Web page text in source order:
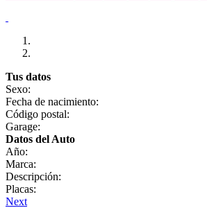
Tus datos
Sexo:
Fecha de nacimiento:
Código postal:
Garage:
Datos del Auto
Año:
Marca:
Descripción:
Placas:
Next